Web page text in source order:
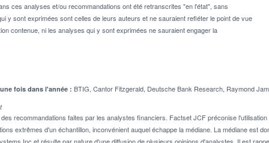
ces analyses et/ou recommandations ont été retranscrites "en l'état", sans
y sont exprimées sont celles de leurs auteurs et ne sauraient refléter le point de vue
contenue, ni les analyses qui y sont exprimées ne sauraient engager la
fois dans l'année : BTIG, Cantor Fitzgerald, Deutsche Bank Research, Raymond
recommandations faites par les analystes financiers. Factset JCF préconise
extrêmes d'un échantillon, inconvénient auquel échappe la médiane. La médiane est